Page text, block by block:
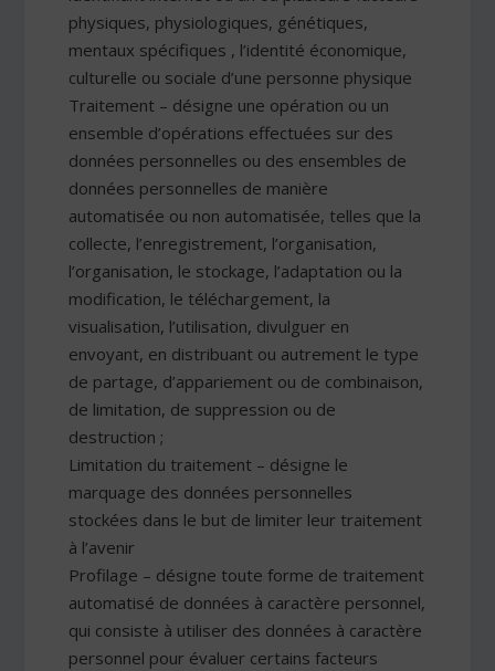
physiques, physiologiques, génétiques,
mentaux spécifiques , l’identité économique,
culturelle ou sociale d’une personne physique
Traitement – désigne une opération ou un
ensemble d’opérations effectuées sur des
données personnelles ou des ensembles de
données personnelles de manière
automatisée ou non automatisée, telles que la
collecte, l’enregistrement, l’organisation,
l’organisation, le stockage, l’adaptation ou la
modification, le téléchargement, la
visualisation, l’utilisation, divulguer en
envoyant, en distribuant ou autrement le type
de partage, d’appariement ou de combinaison,
de limitation, de suppression ou de
destruction ;
Limitation du traitement – désigne le
marquage des données personnelles
stockées dans le but de limiter leur traitement
à l’avenir
Profilage – désigne toute forme de traitement
automatisé de données à caractère personnel,
qui consiste à utiliser des données à caractère
personnel pour évaluer certains facteurs